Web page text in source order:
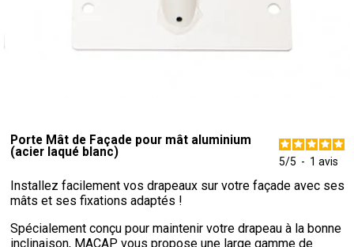
5/5 - 1 avis
Porte Mât de Façade pour mât aluminium
(acier laqué blanc)
Installez facilement vos drapeaux sur votre façade avec ses
mâts et ses fixations adaptés !
Spécialement conçu pour maintenir votre drapeau à la bonne
inclinaison, MACAP vous propose une large gamme de